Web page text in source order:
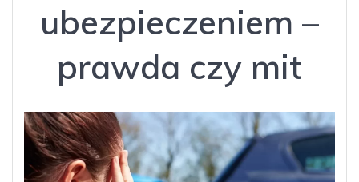
ubezpieczeniem –
prawda czy mit